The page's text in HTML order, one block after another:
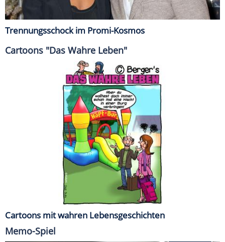
Trennungsschock im Promi-Kosmos
Cartoons "Das Wahre Leben"
Cartoons mit wahren Lebensgeschichten
Memo-Spiel